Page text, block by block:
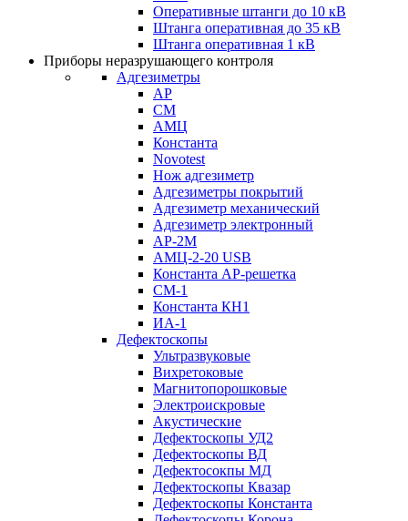
Оперативные штанги до 10 кВ
Штанга оперативная до 35 кВ
Штанга оперативная 1 кВ
Приборы неразрушающего контроля
Адгезиметры
АР
СМ
АМЦ
Константа
Novotest
Нож адгезиметр
Адгезиметры покрытий
Адгезиметр механический
Адгезиметр электронный
АР-2М
АМЦ-2-20 USB
Константа АР-решетка
СМ-1
Константа КН1
ИА-1
Дефектоскопы
Ультразвуковые
Вихретоковые
Магнитопорошковые
Электроискровые
Акустические
Дефектоскопы УД2
Дефектоскопы ВД
Дефектосокпы МД
Дефектоскопы Квазар
Дефектоскопы Константа